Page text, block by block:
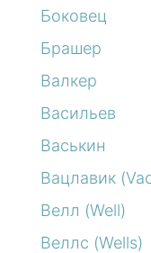
Боковец
Брашер
Валкер
Васильев
Васькин
Вацлавик
Велл (Well)
Веллс (Wells)